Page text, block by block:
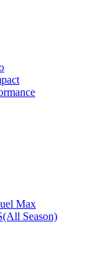
Max
Season)